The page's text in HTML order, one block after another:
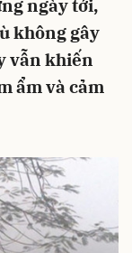
ngày tới,
không gây
vẫn khiến
ẩm và cảm